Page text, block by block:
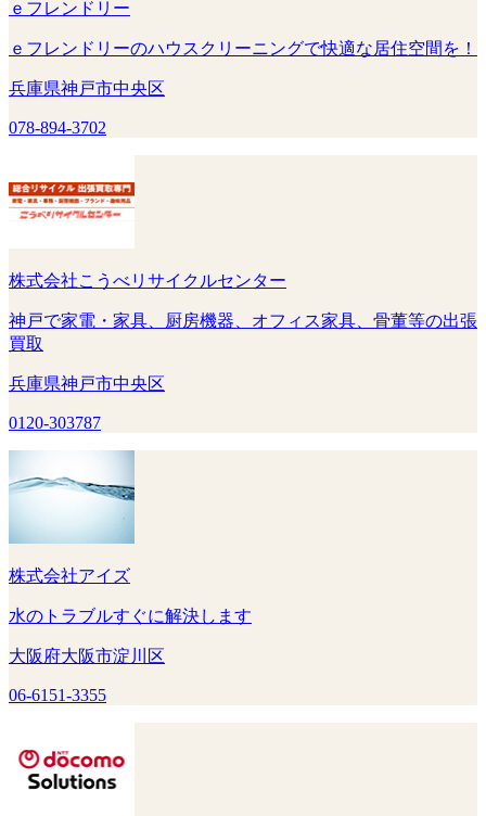
ｅフレンドリー
ｅフレンドリーのハウスクリーニングで快適な居住空間を！
兵庫県神戸市中央区
078-894-3702
株式会社こうべリサイクルセンター
神戸で家電・家具、厨房機器、オフィス家具、骨董等の出張
買取
兵庫県神戸市中央区
0120-303787
株式会社アイズ
水のトラブルすぐに解決します
大阪府大阪市淀川区
06-6151-3355